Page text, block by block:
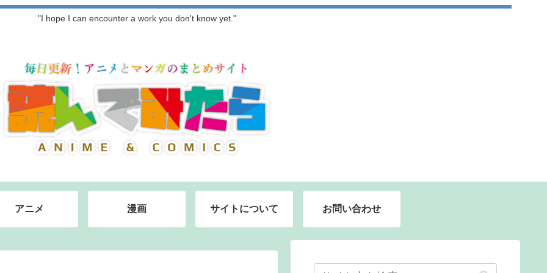
"I hope I can encounter a work you don't know yet."
アニメ 漫画 サイトについて お問い合わせ